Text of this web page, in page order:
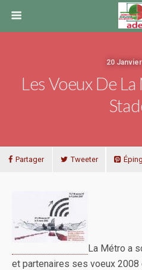
20
Les Voeux De
Partager Tweeter
La Métro a
et partenaires ses voeux 2008